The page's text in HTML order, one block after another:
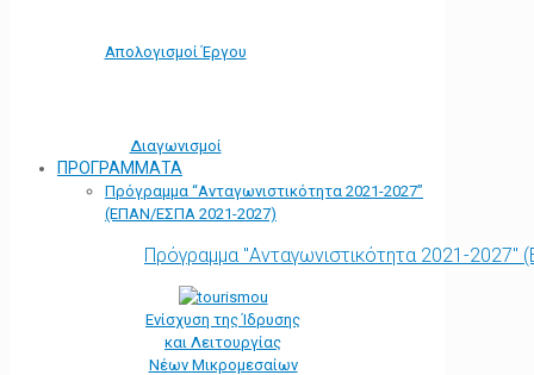
Απολογισμοί Έργου
Διαγωνισμοί
ΠΡΟΓΡΑΜΜΑΤΑ
Πρόγραμμα “Ανταγωνιστικότητα 2021-2027”
(ΕΠΑΝ/ΕΣΠΑ 2021-2027)
Πρόγραμμα "Ανταγωνιστικότητα 2021-
Ενίσχυση της Ίδρυσης
και Λειτουργίας
Νέων Μικρομεσαίων